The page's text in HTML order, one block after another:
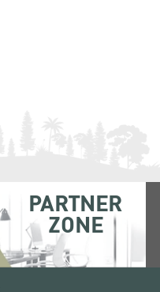
PARTNER
ZONE